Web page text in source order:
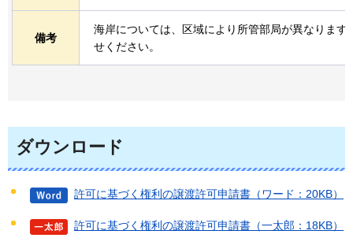
備考
海岸については、区域により所管部局が異なります
せください。
ダウンロード
許可に基づく権利の譲渡許可申請書（ワード：20KB）
許可に基づく権利の譲渡許可申請書（一太郎：18KB）